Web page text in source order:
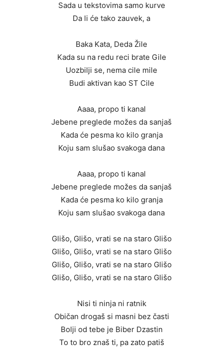
Sada u tekstovima samo kurve
Da li će tako zauvek, a
Baka Kata, Deda Žile
Kada su na redu reci brate Gile
Uozbilji se, nema cile mile
Budi aktivan kao ST Cile
Aaaa, propo ti kanal
Jebene preglede možes da sanjaš
Kada će pesma ko kilo granja
Koju sam slušao svakoga dana
Aaaa, propo ti kanal
Jebene preglede možes da sanjaš
Kada će pesma ko kilo granja
Koju sam slušao svakoga dana
Glišo, Glišo, vrati se na staro Glišo
Glišo, Glišo, vrati se na staro Glišo
Glišo, Glišo, vrati se na staro Glišo
Glišo, Glišo, vrati se na staro Glišo
Nisi ti ninja ni ratnik
Običan drogaš si masni bez časti
Bolji od tebe je Biber Dzastin
To to bro znaš ti, pa zato patiš